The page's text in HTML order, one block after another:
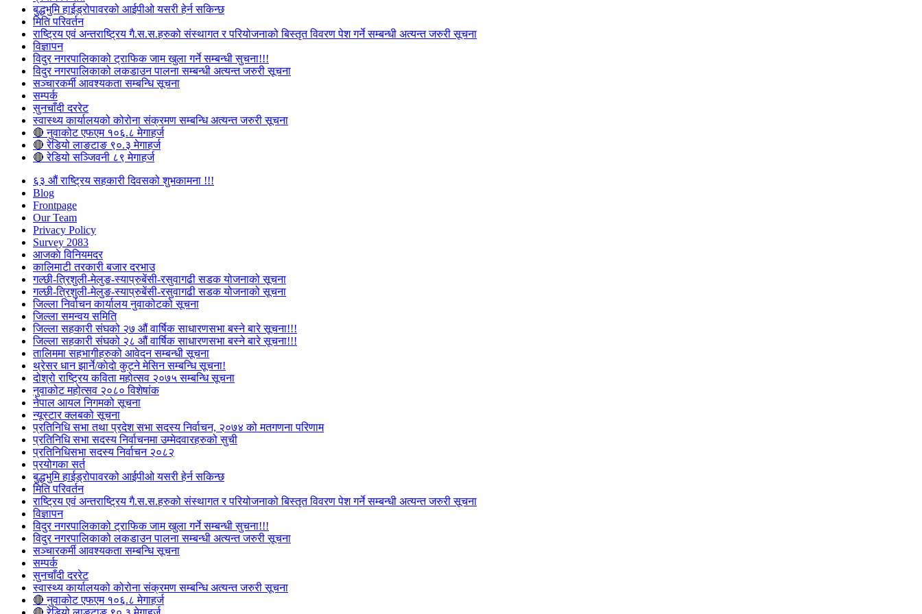
बुद्धभुमि हाईड्रोपावरको आईपीओ यसरी हेर्न सकिन्छ
मिति परिवर्तन
राष्ट्रिय एवं अन्तराष्ट्रिय गै.स.स.हरुको संस्थागत र परियोजनाको बिस्तृत विवरण पेश गर्ने सम्बन्धी अत्यन्त जरुरी सूचना
विज्ञापन
विदुर नगरपालिकाको ट्राफिक जाम खुला गर्ने सम्बन्धी सुचना!!!
विदुर नगरपालिकाको लकडाउन पालना सम्बन्धी अत्यन्त जरुरी सूचना
सञ्चारकर्मी आवश्यकता सम्बन्धि सूचना
सम्पर्क
सुनचाँदी दररेट
स्वास्थ्य कार्यालयको कोरोना संक्रमण सम्बन्धि अत्यन्त जरुरी सूचना
🔴 नुवाकोट एफएम १०६.८ मेगाहर्ज
🔴 रेडियो लाङटाङ ९०.३ मेगाहर्ज
🔴 रेडियो सञ्जिवनी ८९ मेगाहर्ज
६३ औं राष्ट्रिय सहकारी दिवसको शुभकामना !!!
Blog
Frontpage
Our Team
Privacy Policy
Survey 2083
आजकाे विनियमदर
कालिमाटी तरकारी बजार दरभाउ
गल्छी-त्रिशुली-मेलुङ-स्याप्रुबेंसी-रसुवागढी सडक योजनाको सूचना
गल्छी-त्रिशुली-मेलुङ-स्याप्रुबेंसी-रसुवागढी सडक योजनाको सूचना
जिल्ला निर्वाचन कार्यालय नुवाकोटको सूचना
जिल्ला समन्वय समिति
जिल्ला सहकारी संघको २७ औं वार्षिक साधारणसभा बस्ने बारे सूचना!!!
जिल्ला सहकारी संघको २८ औं वार्षिक साधारणसभा बस्ने बारे सूचना!!!
तालिममा सहभागीहरुको आवेदन सम्बन्धी सूचना
थ्रेसर धान झार्ने/काेदाे कुट्ने मेसिन सम्बन्धि सूचना!
दोश्रो राष्ट्रिय कविता महोत्सव २०७५ सम्बन्धि सूचना
नुवाकोट महोत्सव २०८० विशेषांक
नेपाल आयल निगमको सूचना
न्यूस्टार क्लबको सूचना
प्रतिनिधि सभा तथा प्रदेश सभा सदस्य निर्वाचन, २०७४ को मतगणना परिणाम
प्रतिनिधि सभा सदस्य निर्वाचनमा उम्मेदवारहरुको सुची
प्रतिनिधिसभा सदस्य निर्वाचन २०८२
प्रयोगका सर्त
बुद्धभुमि हाईड्रोपावरको आईपीओ यसरी हेर्न सकिन्छ
मिति परिवर्तन
राष्ट्रिय एवं अन्तराष्ट्रिय गै.स.स.हरुको संस्थागत र परियोजनाको बिस्तृत विवरण पेश गर्ने सम्बन्धी अत्यन्त जरुरी सूचना
विज्ञापन
विदुर नगरपालिकाको ट्राफिक जाम खुला गर्ने सम्बन्धी सुचना!!!
विदुर नगरपालिकाको लकडाउन पालना सम्बन्धी अत्यन्त जरुरी सूचना
सञ्चारकर्मी आवश्यकता सम्बन्धि सूचना
सम्पर्क
सुनचाँदी दररेट
स्वास्थ्य कार्यालयको कोरोना संक्रमण सम्बन्धि अत्यन्त जरुरी सूचना
🔴 नुवाकोट एफएम १०६.८ मेगाहर्ज